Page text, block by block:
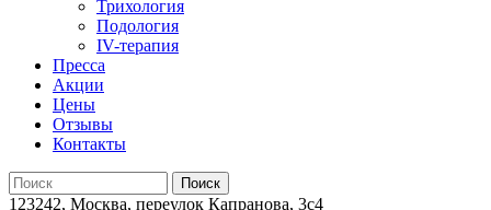
Трихология
Подология
IV-терапия
Пресса
Акции
Цены
Отзывы
Контакты
123242, Москва, переулок Капранова, 3с4